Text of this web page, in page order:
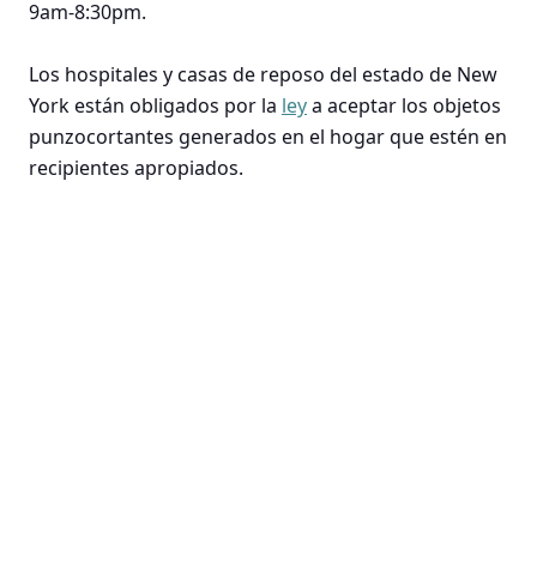
9am-8:30pm.
Los hospitales y casas de reposo del estado de New
York están obligados por la leya aceptar los objetos
punzocortantes generados en el hogar que estén en
recipientes apropiados.